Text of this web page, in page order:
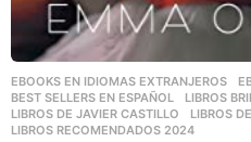
EBOOKS EN IDIOMAS EXTRANJEROS ,
BEST SELLERS EN ESPAÑOL
,LIBROS
LIBROS DE JAVIER CASTILLO
,LIBROS
LIBROS RECOMENDADOS 2024